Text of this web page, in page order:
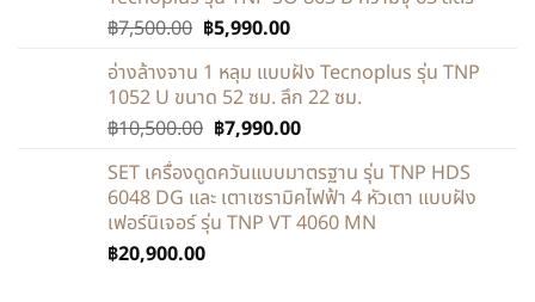
฿7,500.00 ฿5,990.00
อ่างล้างจาน 1 หลุม แบบฝัง Tecnoplus รุ่น TNP
1052 U ขนาด 52 ซม. ลึก 22 ซม.
฿10,500.00 ฿7,990.00
SET เครื่องดูดควันแบบมาตรฐาน รุ่น TNP HDS
6048 DG และ เตาเซรามิคไฟฟ้า 4 หัวเตา แบบฝัง
เฟอร์นิเจอร์ รุ่น TNP VT 4060 MN
฿20,900.00